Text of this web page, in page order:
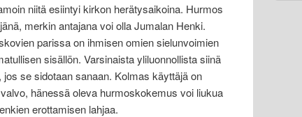
niitä esiintyi kirkon herätysaikoina. Hurmos
merkin antajana voi olla Jumalan Henki.
parissa on ihmisen omien sielunvoimien
sisällön. Varsinaista yliluonnollista siinä
se sidotaan sanaan. Kolmas käyttäjä on
hänessä oleva hurmoskokemus voi liukua
erottamisen lahjaa.